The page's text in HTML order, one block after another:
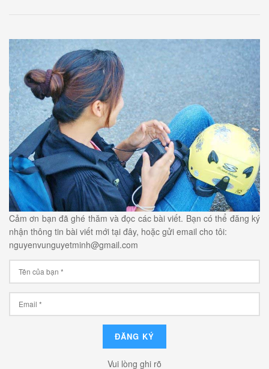
Cảm ơn bạn đã ghé thăm và đọc các bài viết. Bạn có thể đăng ký
nhận thông tin bài viết mới tại đây, hoặc gửi email cho tôi:
nguyenvunguyetminh@gmail.com
Vui lòng ghi rõ